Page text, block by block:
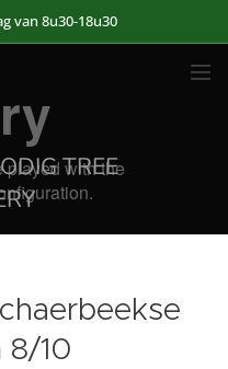
van 8u30-18u30
TREE
8/10